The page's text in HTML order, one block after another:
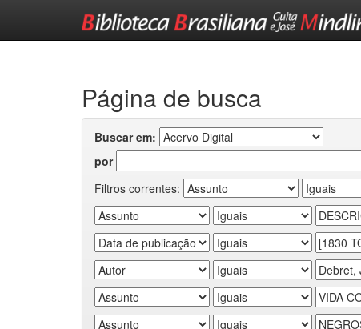
Página de busca
Buscar em:
por
Filtros correntes: